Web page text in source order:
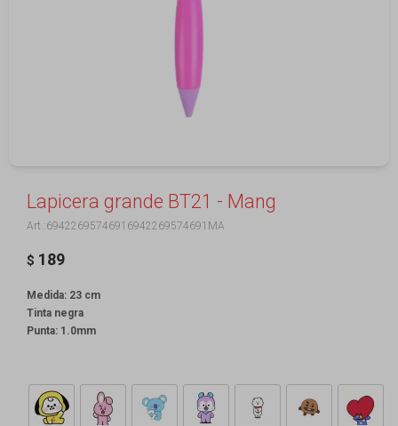
Lapicera grande BT21 - Mang
69422695746916942269574691MA
$ 189
Medida: 23 cm
Tinta negra
Punta: 1.0mm